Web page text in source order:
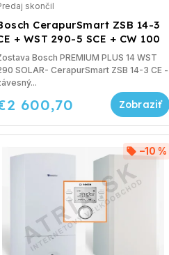
CerapurSmart ZSB 14-3
+ WST 290-5 SCE + CW 100
skončil
600,70
Bosch PREMIUM PLUS 14 WST
SOLAR- CerapurSmart ZSB 14-3 CE -
–10 %